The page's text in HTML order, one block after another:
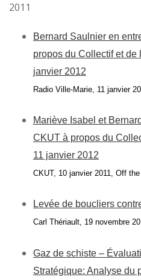
2011
Bernard Saulnier en
propos du Collectif et de
janvier 2012
Radio Ville-Marie, 11 janvier
Mariève Isabel et
CKUT à propos du
11 janvier 2012
CKUT, 10 janvier 2011, Off the
Levée de boucliers
Carl Thériault, 19 novembre
Gaz de schiste –
Stratégique: Analyse du